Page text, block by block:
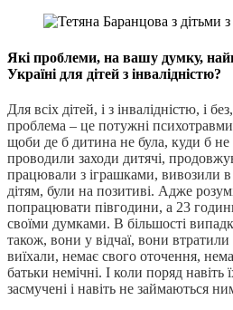
Які проблеми, на вашу думку,
Україні для дітей з інвалідністю?
Для всіх дітей, і з інвалідністю, і
проблема – це потужні
щоби де б дитина не була, куди б не
проводили заходи дитячі,
працювали з іграшками, вивозили в
дітям, були на позитиві. Адже
попрацювати півгодини, а 23
своїми думками. В більшості
також, вони у відчаї, вони
виїхали, немає свого оточення,
батьки немічні. І коли поряд навіть
засмучені і навіть не займаються